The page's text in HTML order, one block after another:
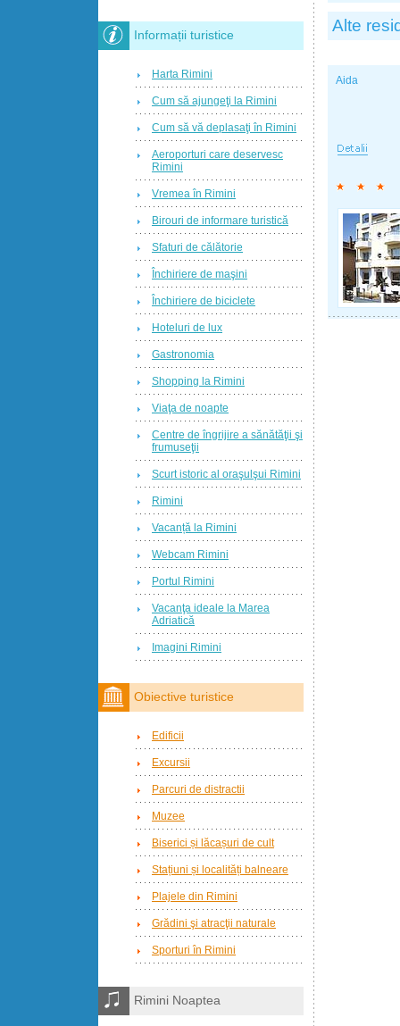
Alte
Aida
Informații turistice
Harta Rimini
Cum să ajungeţi la Rimini
Cum să vă deplasaţi în Rimini
Aeroporturi care deservesc
Rimini
Vremea în Rimini
Birouri de informare turistică
Sfaturi de călătorie
Închiriere de maşini
Închiriere de biciclete
Hoteluri de lux
Gastronomia
Shopping la Rimini
Viaţa de noapte
Centre de îngrijire a sănătăţii şi
frumuseţii
Scurt istoric al oraşulşui Rimini
Rimini
Vacanță la Rimini
Webcam Rimini
Portul Rimini
Vacanţa ideale la Marea
Adriatică
Imagini Rimini
Obiective turistice
Edificii
Excursii
Parcuri de distractii
Muzee
Biserici și lăcașuri de cult
Stațiuni și localități balneare
Plajele din Rimini
Grădini şi atracţii naturale
Sporturi în Rimini
Rimini Noaptea